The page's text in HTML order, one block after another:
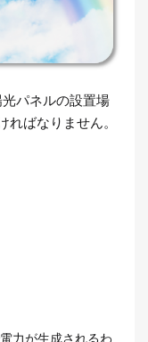
パネルの設置場
ればなりません。
力が生成されるわ